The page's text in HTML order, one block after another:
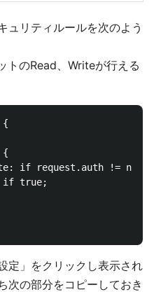
ュリティルールを次のよう
トのRead、Writeが行える
{
{
if request.auth != null;
true;
定」をクリックし表示され
次の部分をコピーしておき